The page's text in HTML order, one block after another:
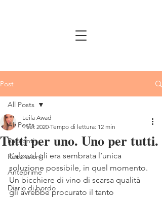
Post
All Posts
Racconti
Recensioni
Anteprime
Diario di bordo
All Posts
Tutti per uno. Uno per tutti.
Leila Awad
1 set 2020 Tempo di lettura: 12 min
L’alcool gli era sembrata l’unica
soluzione possibile, in quel momento.
Un bicchiere di vino di scarsa qualità
gli avrebbe procurato il tanto